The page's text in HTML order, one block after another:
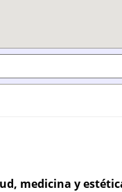
medicina y